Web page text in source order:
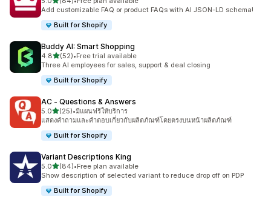
ทั้งหมด 84 รีวิว
Add customizable FAQ or product FAQs with AI JSON-LD schema!
Built for Shopify
Buddy AI: Smart Shopping
4.8เต็ม 5 ดาว
(52)
ทั้งหมด 52 รีวิว
•Free trial available
Three AI employees for sales, support & deal closing
Built for Shopify
AC ‑ Questions & Answers
5.0เต็ม 5 ดาว
(25)
ทั้งหมด 25 รีวิว
•มีแผนฟรีให้บริการ
แสดงคำถามและคำตอบเกี่ยวกับผลิตภัณฑ์โดยตรงบนหน้าผลิตภัณฑ์
Built for Shopify
Variant Descriptions King
5.0เต็ม 5 ดาว
(84)
ทั้งหมด 84 รีวิว
•Free plan available
Show description of selected variant to reduce drop off on PDP
Built for Shopify